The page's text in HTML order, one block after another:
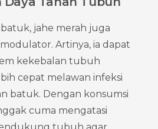
jahe merah juga
Artinya, ia dapat
kekebalan tubuh
cepat melawan infeksi
batuk. Dengan konsumsi
cuma mengatasi